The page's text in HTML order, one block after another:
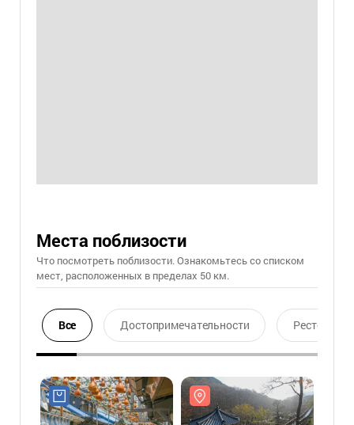
Места поблизости
Что посмотреть поблизости. Ознакомьтесь со списком
мест, расположенных в пределах 50 км.
Все Достопримечательности Ресторан